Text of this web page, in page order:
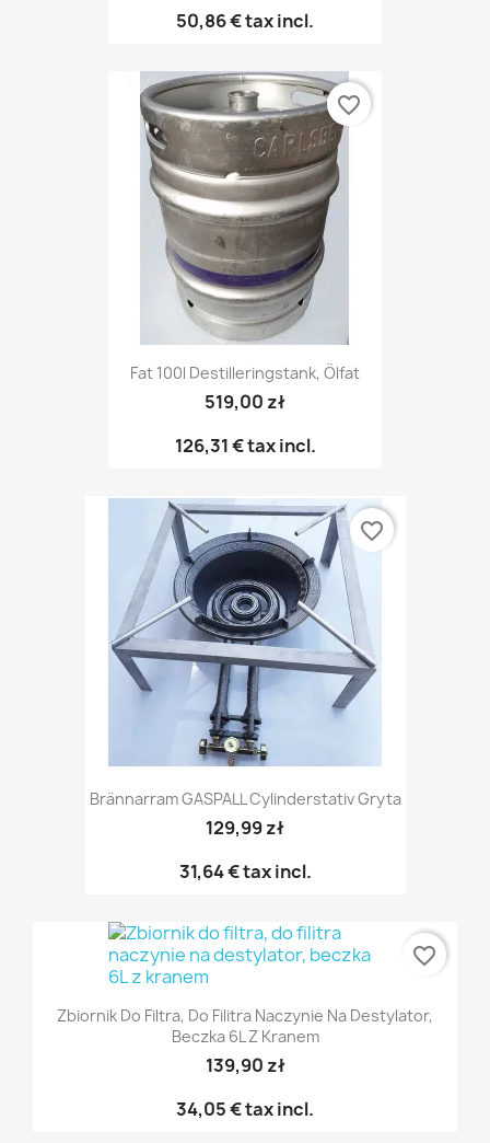
50,86 €tax incl.
Fat 100l Destilleringstank, Ölfat
519,00 zł
126,31 €tax incl.
favorite_border
Brännarram GASPALL Cylinderstativ Gryta
129,99 zł
31,64 €tax incl.
favorite_border
Zbiornik Do Filtra, Do Filitra Naczynie Na Destylator,
Beczka 6L Z Kranem
139,90 zł
34,05 €tax incl.
favorite_border